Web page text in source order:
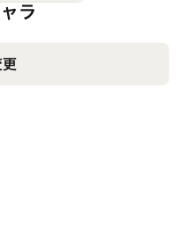
ラ
更